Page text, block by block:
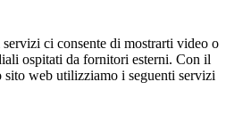
ci consente di mostrarti video o
ospitati da fornitori esterni. Con il
sito web utilizziamo i seguenti servizi